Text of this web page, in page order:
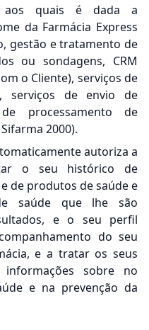
aos quais é dada a
da Farmácia Express
gestão e tratamento de
ou sondagens, CRM
o Cliente), serviços de
serviços de envio de
processamento de
2000).
autoriza a
o seu histórico de
de produtos de saúde e
saúde que lhe são
e o seu perfil
do seu
e a tratar os seus
sobre no
e na prevenção da